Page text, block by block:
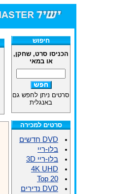
חיפוש
הכניסו סרט, שחקן,
או במאי
סרטים ניתן לחפש גם
באנגלית
סרטים למכירה
DVD חדשים
בלו-ריי
בלו-ריי 3D
4K UHD
Top 20
DVD נדירים